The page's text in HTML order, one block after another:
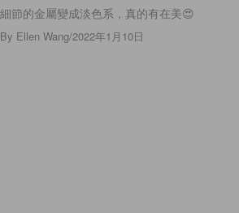
細節的金屬變成淡色系，真的有在美😍
By Ellen Wang/2022年1月10日